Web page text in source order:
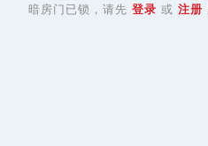
暗房门已锁，请先 登录 或 注册